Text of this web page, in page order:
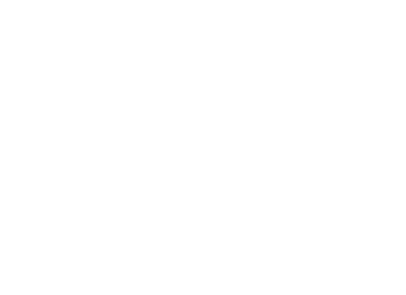
109235, Г. МОСКВА,